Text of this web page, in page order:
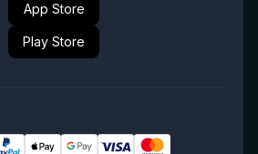
App Store
Play Store